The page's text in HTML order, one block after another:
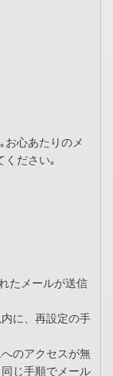
お心あたりのメ
ください｡
たメールが送信
に、再設定の手
のアクセスが無
じ手順でメール